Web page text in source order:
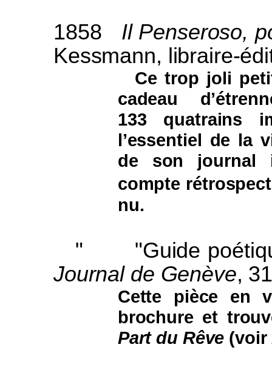
1858
Il Penseroso,
Kessmann, libraire-
Ce trop joli
cadeau
133 quatrains
l’essentiel de la
de son journal
compte
nu.
"
"Guide
Journal de Genève,
Cette pièce en
brochure et
Part du Rêve (voir